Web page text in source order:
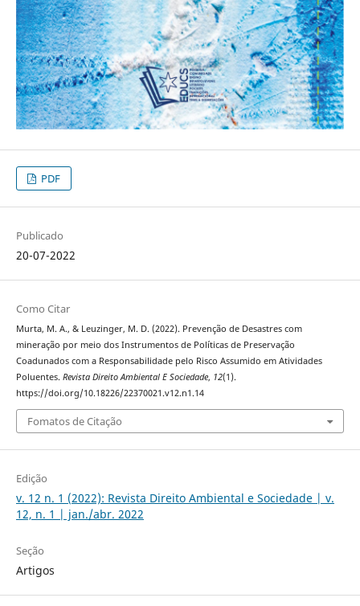
PDF
Publicado
20-07-2022
Como Citar
Murta, M. A., & Leuzinger, M. D. (2022). Prevenção de Desastres com
mineração por meio dos Instrumentos de Políticas de Preservação
Coadunados com a Responsabilidade pelo Risco Assumido em Atividades
Poluentes. Revista Direito Ambiental E Sociedade, 12(1).
https://doi.org/10.18226/22370021.v12.n1.14
Fomatos de Citação
Edição
v. 12 n. 1 (2022): Revista Direito Ambiental e Sociedade | v.
12, n. 1 | jan./abr. 2022
Seção
Artigos